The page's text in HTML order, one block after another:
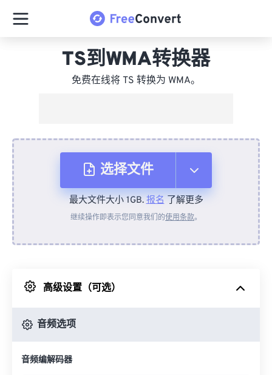
TS到WMA转换器
免费在线将 TS 转换为 WMA。
选择文件
从设备
来自 Google Drive
最大文件大小 1GB.报名了解更多
继续操作即表示您同意我们的使用条款。
高级设置（可选）
音频选项
音频编解码器